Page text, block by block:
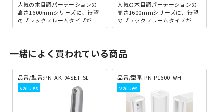
人気の木目調パーテーションの
高さ1600mmシリーズに、待望
のブラックフレームタイプが新
登場。自然な風合いがオフィス
人気の木目調パーテーションの
高さ1600mmシリーズに、待望
のブラックフレームタイプが新
登場。自然な風合いがオフィス
一緒によく買われている商品
品番/型番:PN-AK-04SET-SL 品番/型番:PN-P1600-WH